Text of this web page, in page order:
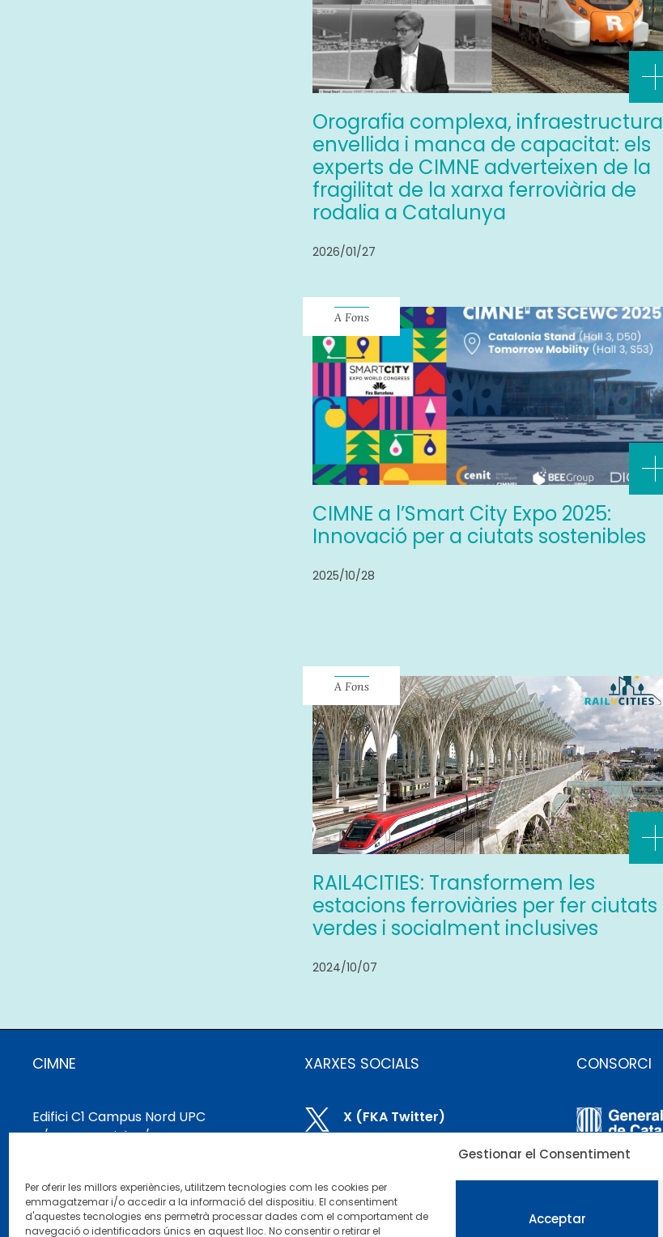
Gestionar el Consentiment
Per oferir les millors experiències, utilitzem tecnologies com les cookies per
emmagatzemar i/o accedir a la informació del dispositiu. El consentiment
d'aquestes tecnologies ens permetrà processar dades com el comportament de
navegació o identificadors únics en aquest lloc. No consentir o retirar el
Acceptar
Orografia complexa, infraestructura
envellida i manca de capacitat: els
experts de CIMNE adverteixen de la
fragilitat de la xarxa ferroviària de
rodalia a Catalunya
2026/01/27
A Fons
CIMNE a l’Smart City Expo 2025:
Innovació per a ciutats sostenibles
2025/10/28
A Fons
RAIL4CITIES: Transformem les
estacions ferroviàries per fer ciutats
verdes i socialment inclusives
2024/10/07
CIMNE
Edifici C1 Campus Nord UPC
C/ Gran Capità, S/N
+34 93 401 74 95
XARXES SOCIALS
 X (FKA Twitter)
 LinkedIn
CONSORCI